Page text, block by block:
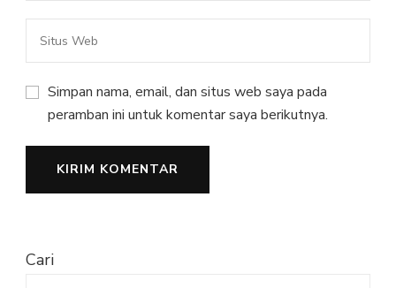
Simpan nama, email, dan situs web saya pada
peramban ini untuk komentar saya berikutnya.
Cari